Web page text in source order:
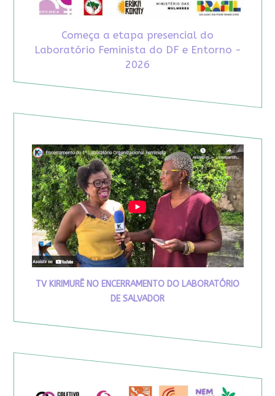
Começa a etapa presencial do
Laboratório Feminista do DF e Entorno -
2026
TV KIRIMURÊ NO ENCERRAMENTO DO LABORATÓRIO
DE SALVADOR